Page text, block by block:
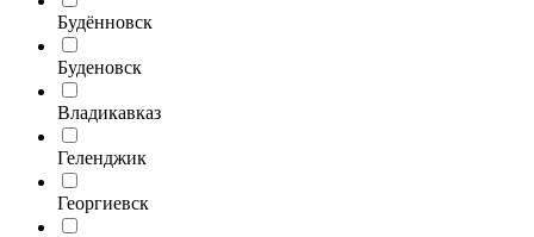
Будённовск
Буденовск
Владикавказ
Геленджик
Георгиевск